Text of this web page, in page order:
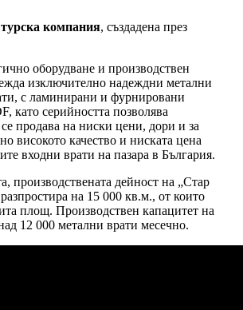
компания, създадена през
оборудване и производствен
изключително надеждни метални
с ламинирани и фурнировани
като серийността позволява
продава на ниски цени, дори и за
високото качество и ниската цена
входни врати на пазара в България.
производствената дейност на „Стар
на 15 000 кв.м., от които
площ. Производствен капацитет на
12 000 метални врати месечно.